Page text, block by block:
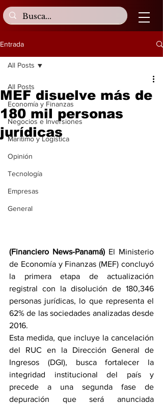
Entrada
All Posts
Economía y Finanzas
Negocios e Inversiones
Marítimo y Logística
Opinión
Tecnología
Empresas
General
All Posts
MEF disuelve más de
180 mil personas
jurídicas
(Financiero News-Panamá) El Ministerio
de Economía y Finanzas (MEF) concluyó
la primera etapa de actualización
registral con la disolución de 180,346
personas jurídicas, lo que representa el
62% de las sociedades analizadas desde
2016.
Esta medida, que incluye la cancelación
del RUC en la Dirección General de
Ingresos (DGI), busca fortalecer la
integridad institucional del país y
precede a una segunda fase de
depuración que será anunciada